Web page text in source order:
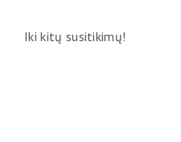
Iki kitų susitikimų!